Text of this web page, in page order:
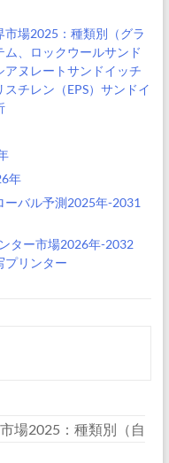
場2025：種類別（グラ
、ロックウールサンド
ヌレートサンドイッチ
チレン（EPS）サンドイ
年
バル予測2025年-2031
ター市場2026年-2032
プリンター
場2025：種類別（自